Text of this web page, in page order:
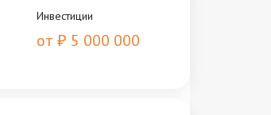
Инвестиции
от ₽ 5 000 000